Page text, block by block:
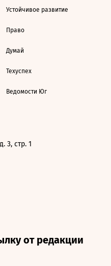
Устойчивое развитие
Право
Думай
Техуспех
Ведомости Юг
3, стр. 1